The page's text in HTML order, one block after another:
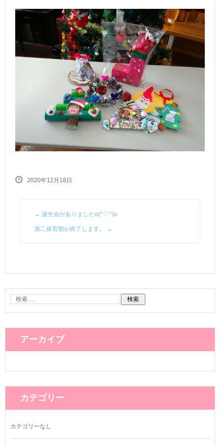
2020年12月18日
← 誕生会がありましたo(^▽^)o
第二保育期が終了します。 →
アーカイブ
カテゴリー
カテゴリーなし